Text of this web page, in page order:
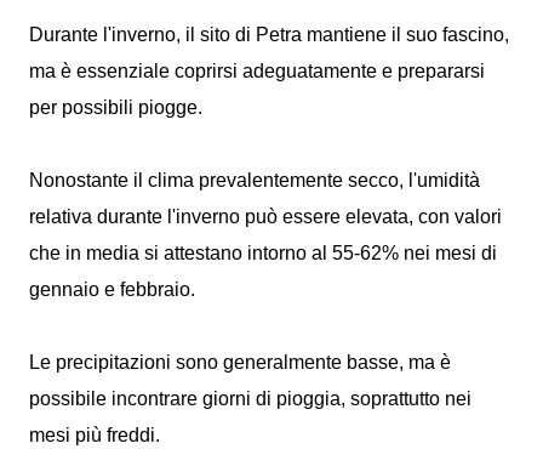
Durante l'inverno, il sito di Petra mantiene il suo fascino,
ma è essenziale coprirsi adeguatamente e prepararsi
per possibili piogge.
Nonostante il clima prevalentemente secco, l'umidità
relativa durante l'inverno può essere elevata, con valori
che in media si attestano intorno al 55-62% nei mesi di
gennaio e febbraio.
Le precipitazioni sono generalmente basse, ma è
possibile incontrare giorni di pioggia, soprattutto nei
mesi più freddi.